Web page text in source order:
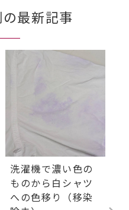
最新記事
洗濯機で濃い色の
ものから白シャツ
への色移り（移染